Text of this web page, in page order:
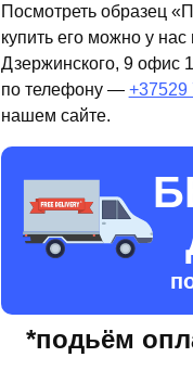
Посмотреть образец
купить его можно у
Дзержинского, 9 офис
по телефону — +37529
нашем сайте.
*подьём